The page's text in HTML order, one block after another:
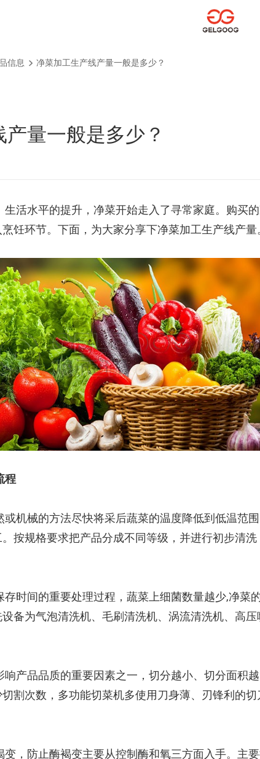
信息 净菜加工生产线产量一般是多少？
量一般是多少？
活水平的提升，净菜开始走入了寻常家庭。购买的
饪环节。下面，为大家分享下净菜加工生产线产量
程
或机械的方法尽快将采后蔬菜的温度降低到低温范
按规格要求把产品分成不同等级，并进行初步清洗
时间的重要处理过程，蔬菜上细菌数量越少,净菜
备为气泡清洗机、毛刷清洗机、涡流清洗机、高压
响产品品质的重要因素之一，切分越小、切分面积
割次数，多功能切菜机多使用刀身薄、刃锋利的切
变，防止酶褐变主要从控制酶和氧三方面入手。主